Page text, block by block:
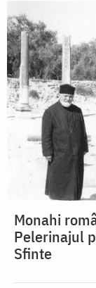
Monahi
Pelerinajul
Sfinte